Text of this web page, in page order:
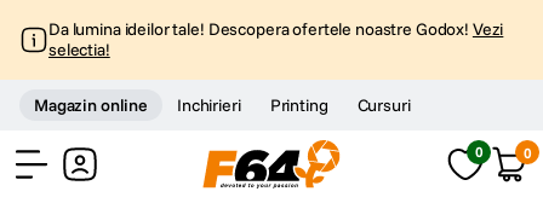
Da lumina ideilor tale! Descopera ofertele noastre Godox! Vezi
selectia!
Magazin online Inchirieri Printing Cursuri
0 0